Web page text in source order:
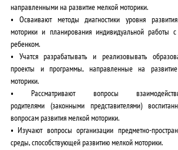
направленными на развитие мелкой моторики.
• Осваивают методы диагностики уровня
моторики и планирования индивидуальной работы
ребенком.
• Учатсяразрабатывать и реализовывать
проекты и программы, направленные на
моторики.
• Рассматривают вопросы
родителями (законными представителями)
вопросам развития мелкой моторики.
• Изучают вопросыорганизации предметно-
среды, способствующей развитию мелкой моторики.